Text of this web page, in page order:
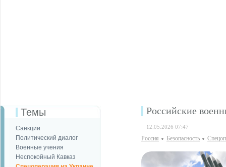
Темы
Санкции
Политический диалог
Военные учения
Неспокойный Кавказ
Российские
12.05.2026 07:47
Россия Безопаcность